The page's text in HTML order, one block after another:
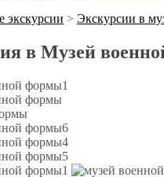
экскурсии > Экскурсии в
в Музей